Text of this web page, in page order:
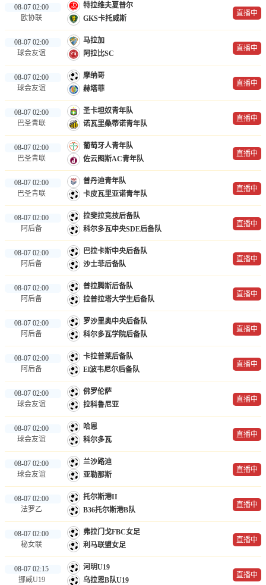
08-07 02:00
欧协联
特拉维夫夏普尔
GKS卡托威斯
直播中
08-07 02:00
球会友谊
马拉加
阿拉比SC
直播中
08-07 02:00
球会友谊
摩纳哥
赫塔菲
直播中
08-07 02:00
巴圣青联
圣卡坦奴青年队
诺瓦里桑蒂诺青年队
直播中
08-07 02:00
巴圣青联
葡萄牙人青年队
佐云图斯AC青年队
直播中
08-07 02:00
巴圣青联
普丹迪青年队
卡皮瓦里亚诺青年队
直播中
08-07 02:00
阿后备
拉斐拉竞技后备队
科尔多瓦中央SDE后备队
直播中
08-07 02:00
阿后备
巴拉卡斯中央后备队
沙士菲后备队
直播中
08-07 02:00
阿后备
普拉腾斯后备队
拉普拉塔大学生后备队
直播中
08-07 02:00
阿后备
罗沙里奥中央后备队
科尔多瓦学院后备队
直播中
08-07 02:00
阿后备
卡拉普莱后备队
El波韦尼尔后备队
直播中
08-07 02:00
球会友谊
佛罗伦萨
拉科鲁尼亚
直播中
08-07 02:00
球会友谊
哈恩
科尔多瓦
直播中
08-07 02:00
球会友谊
兰沙路迪
亚勒那斯
直播中
08-07 02:00
法罗乙
托尔斯港II
B36托尔斯港B队
直播中
08-07 02:00
秘女联
弗拉门戈FBC女足
利马联盟女足
直播中
08-07 02:15
挪威U19
河明U19
乌拉恩B队U19
直播中